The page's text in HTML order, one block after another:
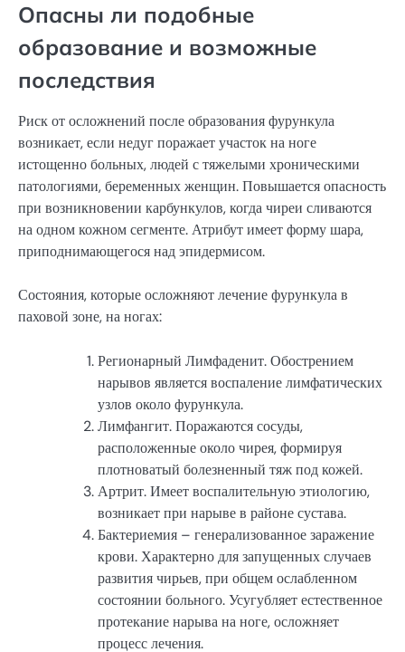
Опасны ли подобные
образование и возможные
последствия
Риск от осложнений после образования фурункула
возникает, если недуг поражает участок на ноге
истощенно больных, людей с тяжелыми хроническими
патологиями, беременных женщин. Повышается опасность
при возникновении карбункулов, когда чиреи сливаются
на одном кожном сегменте. Атрибут имеет форму шара,
приподнимающегося над эпидермисом.
Состояния, которые осложняют лечение фурункула в
паховой зоне, на ногах:
Регионарный Лимфаденит. Обострением
нарывов является воспаление лимфатических
узлов около фурункула.
Лимфангит. Поражаются сосуды,
расположенные около чирея, формируя
плотноватый болезненный тяж под кожей.
Артрит. Имеет воспалительную этиологию,
возникает при нарыве в районе сустава.
Бактериемия – генерализованное заражение
крови. Характерно для запущенных случаев
развития чирьев, при общем ослабленном
состоянии больного. Усугубляет естественное
протекание нарыва на ноге, осложняет
процесс лечения.